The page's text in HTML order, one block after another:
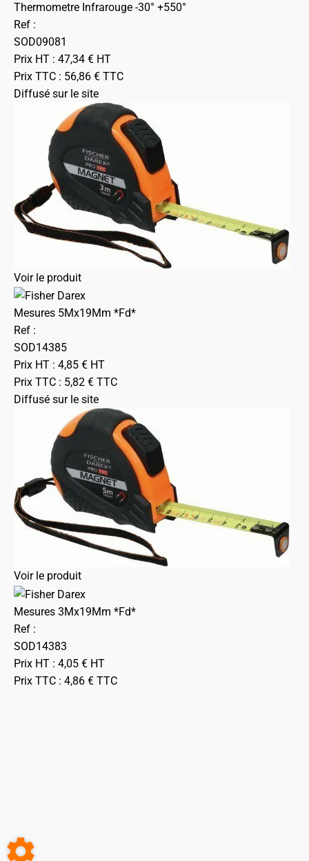
Thermometre Infrarouge -30° +550°
Ref :
SOD09081
Prix HT : 47,34 € HT
Prix TTC : 56,86 € TTC
Diffusé sur le site
Voir le produit
Mesures 5Mx19Mm *Fd*
Ref :
SOD14385
Prix HT : 4,85 € HT
Prix TTC : 5,82 € TTC
Diffusé sur le site
Voir le produit
Mesures 3Mx19Mm *Fd*
Ref :
SOD14383
Prix HT : 4,05 € HT
Prix TTC : 4,86 € TTC